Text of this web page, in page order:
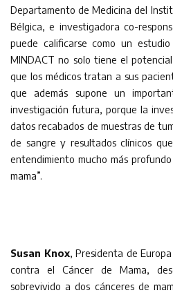
Departamento de Medicina del
Bélgica, e investigadora co-
puede calificarse como un
MINDACT no solo tiene el
que los médicos tratan a sus
que además supone un
investigación futura, porque la
datos recabados de muestras de
de sangre y resultados clínicos
entendimiento mucho más
mama”.
Susan Knox, Presidenta de
contra el Cáncer de Mama,
sobrevivido a dos cánceres de